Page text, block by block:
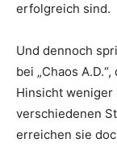
erfolgreich sind.
Und dennoch
bei „Chaos
Hinsicht weniger
verschiedenen
erreichen sie